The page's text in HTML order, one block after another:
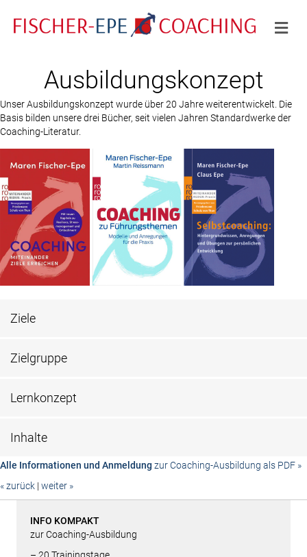
Ausbildungskonzept
Unser Ausbildungskonzept wurde über 20 Jahre weiterentwickelt. Die
Basis bilden unsere drei Bücher, seit vielen Jahren Standardwerke der
Coaching-Literatur.
Ziele
Zielgruppe
Lernkonzept
Inhalte
Alle Informationen und Anmeldung zur Coaching-Ausbildung als PDF »
« zurück | weiter »
INFO KOMPAKT
zur Coaching-Ausbildung
– 20 Trainingstage